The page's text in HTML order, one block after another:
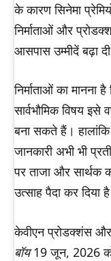
के कारण सिनेमा
निर्माताओं और
आसपास उम्मीदें बढ़ा
निर्माताओं का मानना
सार्वभौमिक विषय
बना सकते हैं।
जानकारी अभी भी
पर ताजा और सार्थक
उत्साह पैदा कर दिया
केवीएन प्रोडक्शंस और
बॉय19 जून, 2026 को